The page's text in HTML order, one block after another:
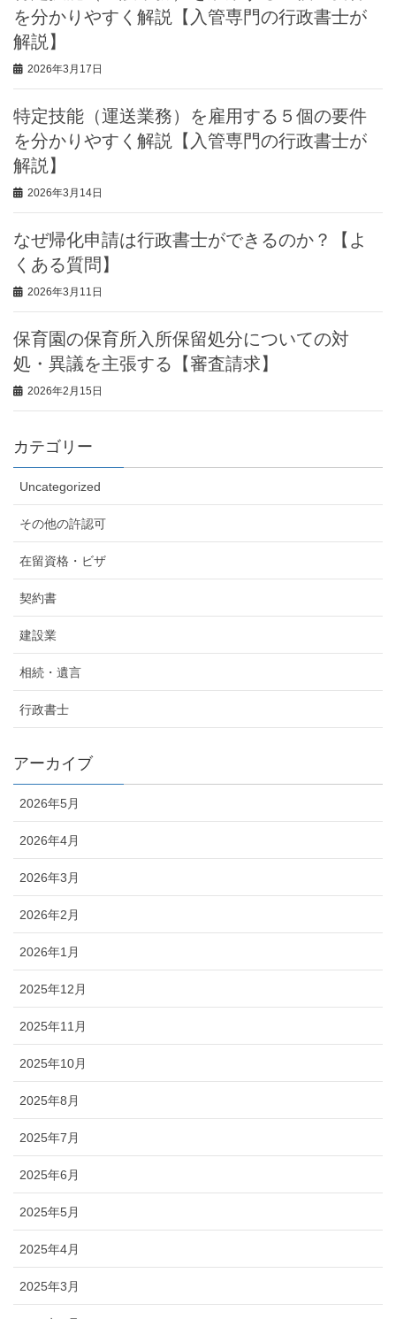
を分かりやすく解説【入管専門の行政書士が
解説】
2026年3月17日
特定技能（運送業務）を雇用する５個の要件
を分かりやすく解説【入管専門の行政書士が
解説】
2026年3月14日
なぜ帰化申請は行政書士ができるのか？【よ
くある質問】
2026年3月11日
保育園の保育所入所保留処分についての対
処・異議を主張する【審査請求】
2026年2月15日
カテゴリー
Uncategorized
その他の許認可
在留資格・ビザ
契約書
建設業
相続・遺言
行政書士
アーカイブ
2026年5月
2026年4月
2026年3月
2026年2月
2026年1月
2025年12月
2025年11月
2025年10月
2025年8月
2025年7月
2025年6月
2025年5月
2025年4月
2025年3月